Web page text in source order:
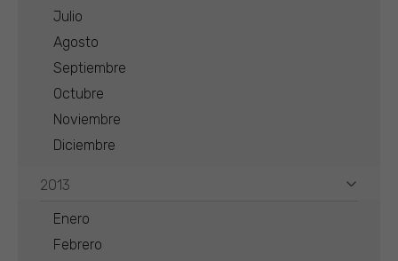
Julio
Agosto
Septiembre
Octubre
Noviembre
Diciembre
2013
Enero
Febrero